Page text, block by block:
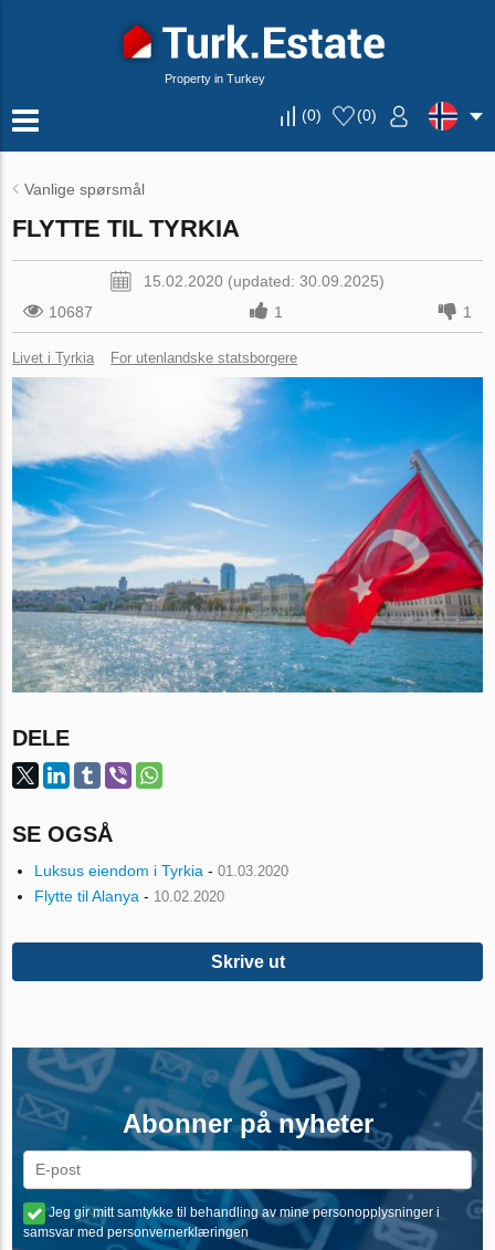
Property in Turkey
(0) (0)
Vanlige spørsmål
FLYTTE TIL TYRKIA
15.02.2020 (updated: 30.09.2025)
10687
1 1
Livet i Tyrkia For utenlandske statsborgere
DELE
SE OGSÅ
Luksus eiendom i Tyrkia -01.03.2020
Flytte til Alanya - 10.02.2020
Skrive ut
Abonner på nyheter
Jeg gir mitt samtykke til behandling av mine personopplysninger i
samsvar med personvernerklæringen